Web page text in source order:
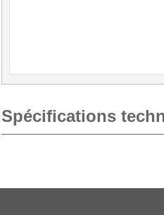
Spécifications